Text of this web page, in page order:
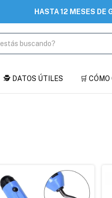
HASTA 12 MESES DE
🕵️ DATOS ÚTILES 🛒